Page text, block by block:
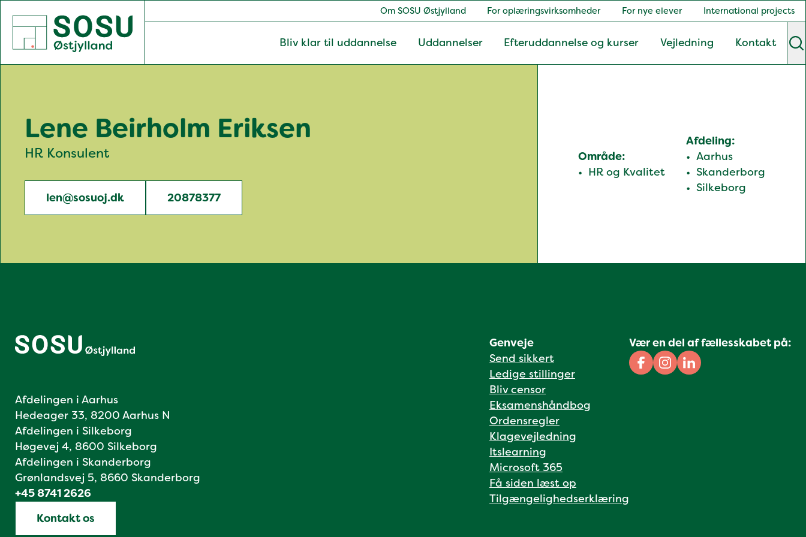
SOSU Østjylland | Gør dig klogere på livet
Om SOSU Østjylland For oplæringsvirksomheder For nye elever International projects
Bliv klar til uddannelse Uddannelser Efteruddannelse og kurser Vejledning Kontakt
Lene Beirholm Eriksen
HR Konsulent
len@sosuoj.dk 20878377
Område:
HR og Kvalitet
Afdeling:
Aarhus
Skanderborg
Silkeborg
Afdelingen i Aarhus
Hedeager 33, 8200 Aarhus N
Afdelingen i Silkeborg
Høgevej 4, 8600 Silkeborg
Afdelingen i Skanderborg
Grønlandsvej 5, 8660 Skanderborg
+45 8741 2626
Kontakt os
Genveje
Send sikkert
Ledige stillinger
Bliv censor
Eksamenshåndbog
Ordensregler
Klagevejledning
Itslearning
Microsoft 365
Få siden læst op
Tilgængelighedserklæring
Vær en del af fællesskabet på:
Facebook
Instagram
Linkedin